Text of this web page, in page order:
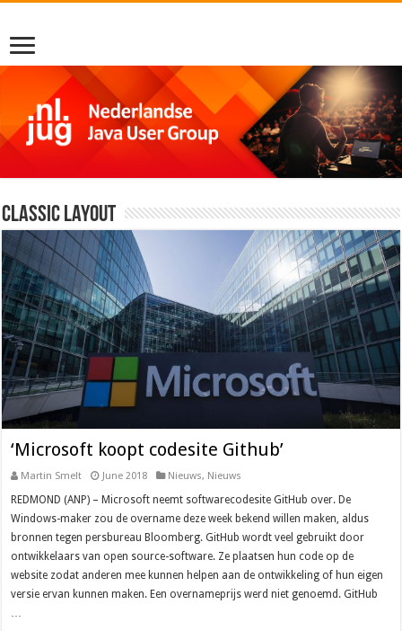
Classic Layout
‘Microsoft koopt codesite Github’
Martin Smelt June 2018 Nieuws, Nieuws
REDMOND (ANP) – Microsoft neemt softwarecodesite GitHub over. De
Windows-maker zou de overname deze week bekend willen maken, aldus
bronnen tegen persbureau Bloomberg. GitHub wordt veel gebruikt door
ontwikkelaars van open source-software. Ze plaatsen hun code op de
website zodat anderen mee kunnen helpen aan de ontwikkeling of hun eigen
versie ervan kunnen maken. Een overnameprijs werd niet genoemd. GitHub
…